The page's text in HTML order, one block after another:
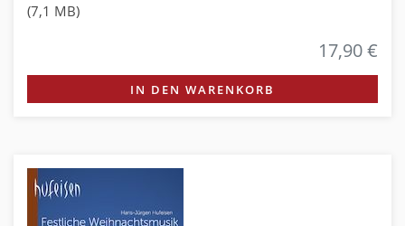
(7,1 MB)
17,90 €
IN DEN WARENKORB